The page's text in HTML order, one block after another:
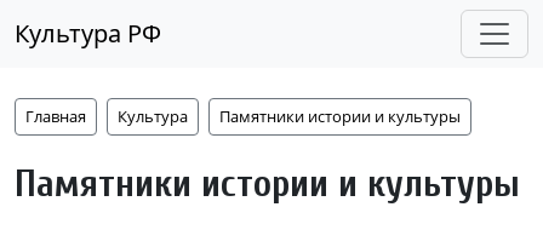
Культура РФ
Главная Культура Памятники истории и культуры
Памятники истории и культуры